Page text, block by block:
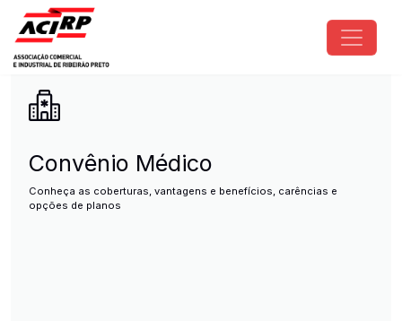
Pular para o conteúdo principal
ACIRP - Associação Comercial
Convênio Médico
Conheça as coberturas, vantagens e benefícios, carências e
opções de planos